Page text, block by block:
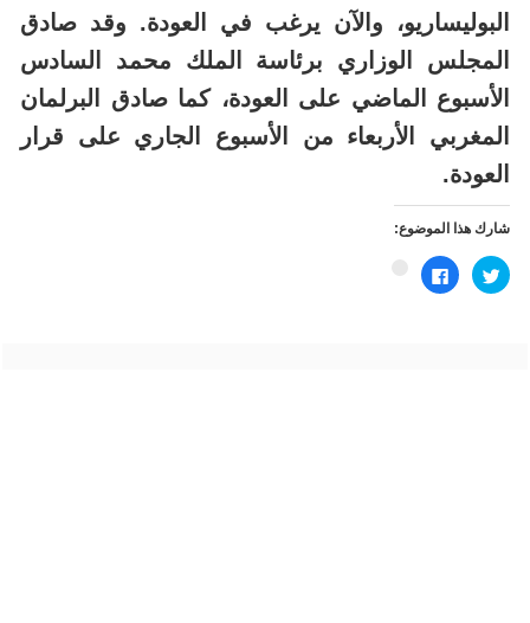
البوليساريو، والآن يرغب في العودة. وقد صادق
المجلس الوزاري برئاسة الملك محمد السادس
الأسبوع الماضي على العودة، كما صادق البرلمان
المغربي الأربعاء من الأسبوع الجاري على قرار
العودة.
شارك هذا الموضوع:
اضغط
للمشاركة
على
انقر
للمشاركة
على